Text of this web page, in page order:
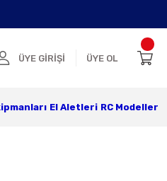
ÜYE GİRİŞİ ÜYE OL
El Aletleri RC Modeller